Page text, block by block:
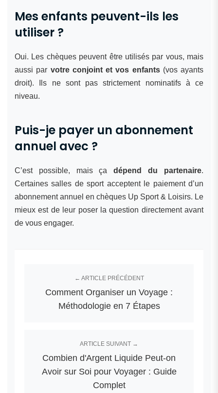
Mes enfants peuvent-ils les
utiliser ?
Oui. Les chèques peuvent être utilisés par vous, mais
aussi par votre conjoint et vos enfants(vos ayants
droit). Ils ne sont pas strictement nominatifs à ce
niveau.
Puis-je payer un abonnement
annuel avec ?
C’est possible, mais çadépend du partenaire.
Certaines salles de sport acceptent le paiement d’un
abonnement annuel en chèques Up Sport & Loisirs. Le
mieux est de leur poser la question directement avant
de vous engager.
← ARTICLE PRÉCÉDENT
Comment Organiser un Voyage :
Méthodologie en 7 Étapes
ARTICLE SUIVANT →
Combien d'Argent Liquide Peut-on
Avoir sur Soi pour Voyager : Guide
Complet